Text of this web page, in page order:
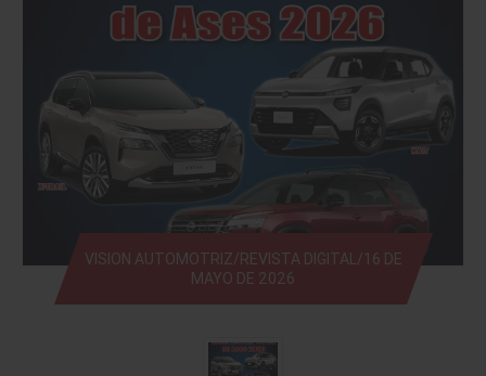
VISION AUTOMOTRIZ/REVISTA DIGITAL/16 DE
MAYO DE 2026